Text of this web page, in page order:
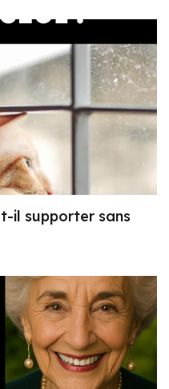
il supporter sans